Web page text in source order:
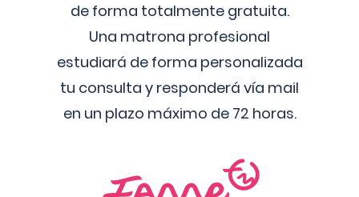
de forma totalmente gratuita.
Una matrona profesional
estudiará de forma personalizada
tu consulta y responderá vía mail
en un plazo máximo de 72 horas.